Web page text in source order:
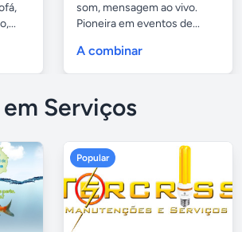
som, mensagem ao vivo.
Pioneira em eventos de...
A combinar
Serviços
Popular